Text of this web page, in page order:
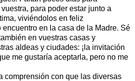
para poder estar junto a
viviéndolos en feliz
en la casa de la Madre. Sé
en vuestras casas y
aldeas y ciudades: ¡la invitación
me gustaría aceptarla, pero no me
comprensión con que las diversas